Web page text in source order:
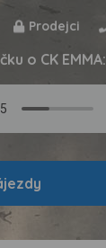
Prodejci
o CK EMMA: